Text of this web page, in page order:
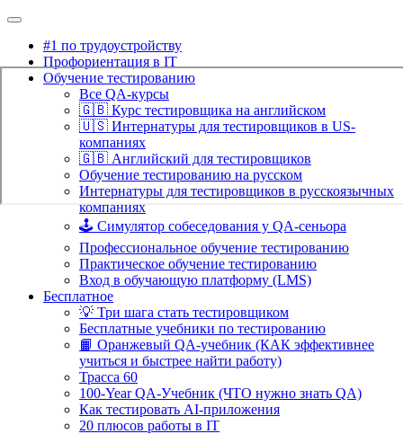
#1 по трудоустройству
Профориентация в IT
Обучение тестированию
Все QA-курсы
🇬🇧 Курс тестировщика на английском
🇺🇸 Интернатуры для тестировщиков в US-
компаниях
🇬🇧 Английский для тестировщиков
Обучение тестированию на русском
Интернатуры для тестировщиков в русскоязычных
компаниях
🕹️ Симулятор собеседования у QA-сеньора
Профессиональное обучение тестированию
Практическое обучение тестированию
Вход в обучающую платформу (LMS)
Бесплатное
💡 Три шага стать тестировщиком
Бесплатные учебники по тестированию
📙 Оранжевый QA-учебник (КАК эффективнее
учиться и быстрее найти работу)
Трасса 60
100-Year QA-Учебник (ЧТО нужно знать QA)
Как тестировать AI-приложения
20 плюсов работы в IT